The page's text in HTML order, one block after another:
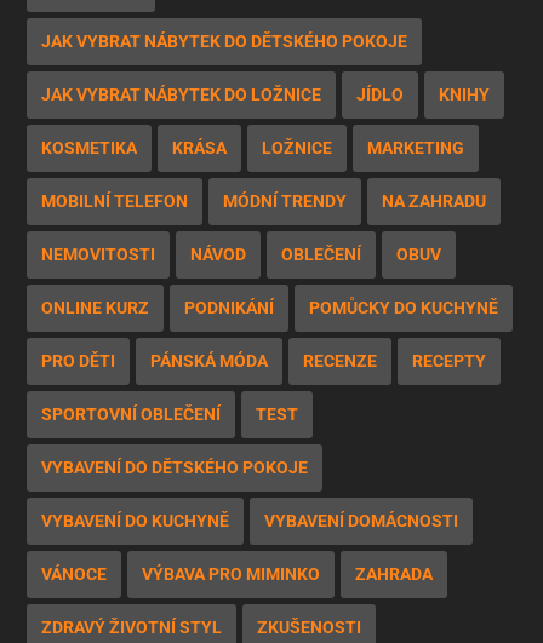
JAK VYBRAT NÁBYTEK DO DĚTSKÉHO POKOJE
JAK VYBRAT NÁBYTEK DO LOŽNICE JÍDLO KNIHY
KOSMETIKA KRÁSA LOŽNICE MARKETING
MOBILNÍ TELEFON MÓDNÍ TRENDY NA ZAHRADU
NEMOVITOSTI NÁVOD OBLEČENÍ OBUV
ONLINE KURZ PODNIKÁNÍ POMŮCKY DO KUCHYNĚ
PRO DĚTI PÁNSKÁ MÓDA RECENZE RECEPTY
SPORTOVNÍ OBLEČENÍ TEST
VYBAVENÍ DO DĚTSKÉHO POKOJE
VYBAVENÍ DO KUCHYNĚ VYBAVENÍ DOMÁCNOSTI
VÁNOCE VÝBAVA PRO MIMINKO ZAHRADA
ZDRAVÝ ŽIVOTNÍ STYL ZKUŠENOSTI